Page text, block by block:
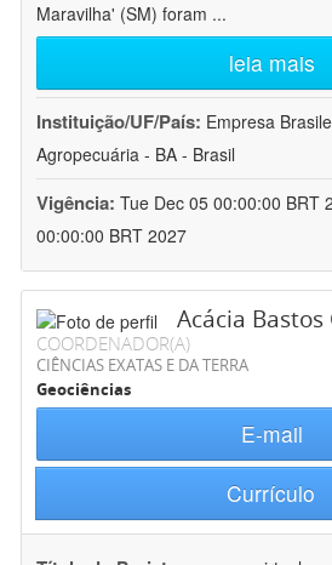
Maravilha' (SM) foram ...
leia mais
Instituição/UF/País: Empresa
Agropecuária - BA - Brasil
Vigência: Tue Dec 05 00:00:00 BRT
00:00:00 BRT 2027
Acácia
COORDENADOR(A)
CIÊNCIAS EXATAS E DA TERRA
Geociências
E-mail
Currículo